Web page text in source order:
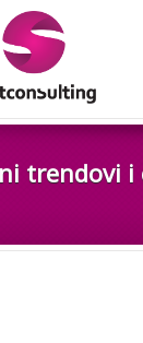
trendovi